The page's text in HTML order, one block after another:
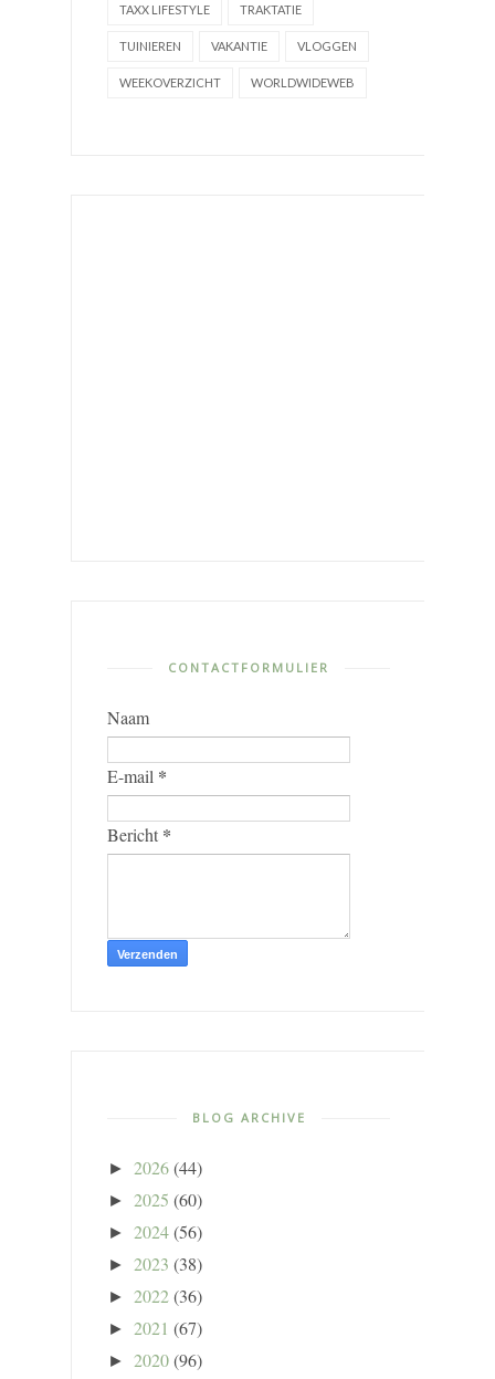
TAXX LIFESTYLE TRAKTATIE
TUINIEREN VAKANTIE VLOGGEN
WEEKOVERZICHT WORLDWIDEWEB
CONTACTFORMULIER
Naam
E-mail *
Bericht *
BLOG ARCHIVE
► 2026(44)
► 2025 (60)
► 2024(56)
► 2023 (38)
► 2022(36)
► 2021 (67)
► 2020(96)